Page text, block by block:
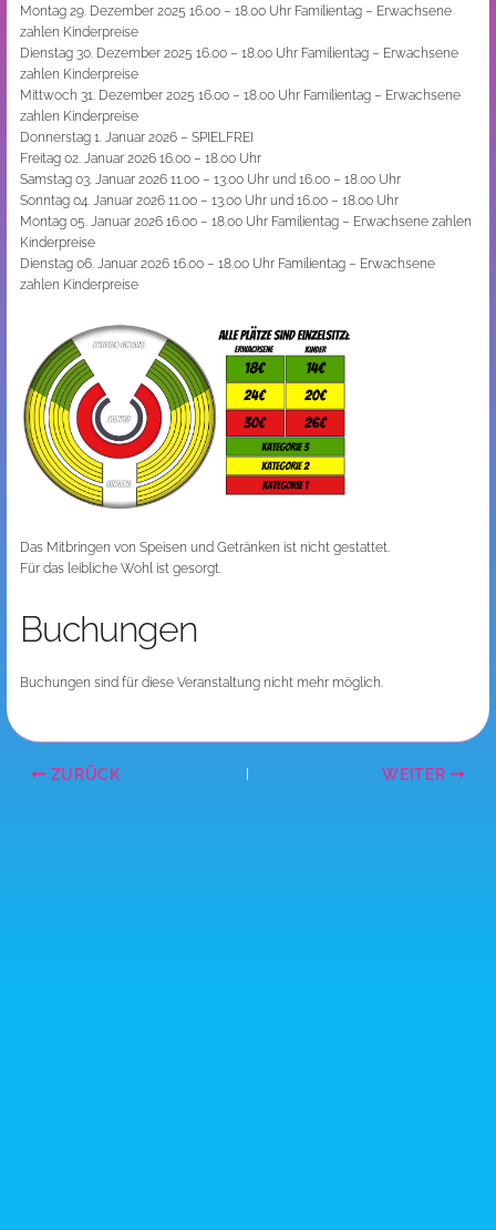
Montag 29. Dezember 2025 16.00 – 18.00 Uhr Familientag – Erwachsene
zahlen Kinderpreise
Dienstag 30. Dezember 2025 16.00 – 18.00 Uhr Familientag – Erwachsene
zahlen Kinderpreise
Mittwoch 31. Dezember 2025 16.00 – 18.00 Uhr Familientag – Erwachsene
zahlen Kinderpreise
Donnerstag 1. Januar 2026 – SPIELFREI
Freitag 02. Januar 2026 16.00 – 18.00 Uhr
Samstag 03. Januar 2026 11.00 – 13.00 Uhr und 16.00 – 18.00 Uhr
Sonntag 04. Januar 2026 11.00 – 13.00 Uhr und 16.00 – 18.00 Uhr
Montag 05. Januar 2026 16.00 – 18.00 Uhr Familientag – Erwachsene zahlen
Kinderpreise
Dienstag 06. Januar 2026 16.00 – 18.00 Uhr Familientag – Erwachsene
zahlen Kinderpreise
Das Mitbringen von Speisen und Getränken ist nicht gestattet.
Für das leibliche Wohl ist gesorgt.
Buchungen
Buchungen sind für diese Veranstaltung nicht mehr möglich.
ZURÜCK WEITER